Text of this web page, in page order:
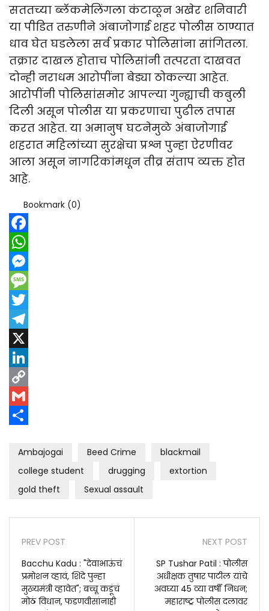
सततच्या ब्लॅकमेलिंगला कंटाळून अखेर शनिवारी
या पीडित तरुणीने अंबाजोगाई शहर पोलीस ठाण्यात
धाव घेत घडलेला सर्व प्रकार पोलिसांना सांगितला.
तक्रार दाखल होताच पोलिसांनी तत्परता दाखवत
दोन्ही नराधम आरोपींना बेड्या ठोकल्या आहेत.
आरोपींनी पोलिसांसमोर आपल्या गुन्ह्याची कबुली
दिली असून पोलीस या प्रकरणाचा पुढील तपास
करत आहेत. या अमानुष घटनेमुळे अंबाजोगाई
शहरात महिलांच्या सुरक्षेचा प्रश्न पुन्हा ऐरणीवर
आला असून नागरिकांमधून तीव्र संताप व्यक्त होत
आहे.
Bookmark (0)
Facebook
WhatsApp
Messenger
Message
Twitter
Telegram
X
LinkedIn
Copy
Link
Gmail
Ambajogai
Beed Crime
blackmail
college student
drugging
extortion
gold theft
Sexual assault
PREV POST
Bacchu Kadu : "देवाभाऊंचं
प्रमोशन व्हावं, शिंदे पुन्हा
मुख्यमंत्री व्हावेत"; बच्चू कडूंचं
मोठं विधान, फडणवीसांनाही
NEXT POST
SP Tushar Patil : पोलीस
अधीक्षक तुषार पाटील यांचे
अवघ्या 45 व्या वर्षी निधन;
महाराष्ट्र पोलीस दलावर